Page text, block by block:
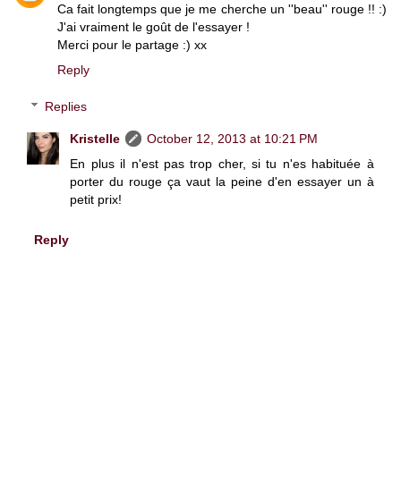
Ca fait longtemps que je me cherche un ''beau'' rouge !! :)
J'ai vraiment le goût de l'essayer !
Merci pour le partage :) xx
Reply
Replies
Kristelle
October 12, 2013 at 10:21 PM
En plus il n'est pas trop cher, si tu n'es habituée à
porter du rouge ça vaut la peine d'en essayer un à
petit prix!
Reply